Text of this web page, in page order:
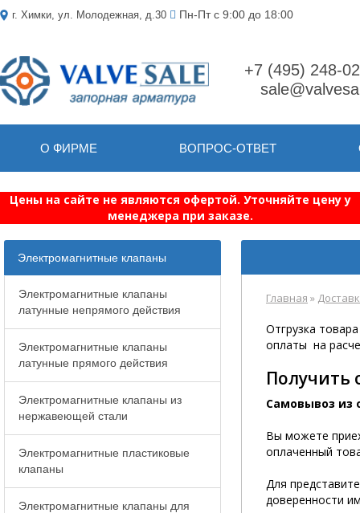
г. Химки, ул. Молодежная, д.30 Пн-Пт с 9:00 до 18:00
+7 (495) 248-
О ФИРМЕ ВОПРОС-ОТВЕТ
Цены на сайте не являются офертой. Уточняйте цену у
менеджера при заказе.
Главная »
Отгрузка
оплаты на
Получить
Самовывоз из
Вы можете
оплаченный
Для
доверенности
Электромагнитные клапаны
Электромагнитные клапаны
латунные непрямого действия
Электромагнитные клапаны
латунные прямого действия
Электромагнитные клапаны из
нержавеющей стали
Электромагнитные пластиковые
клапаны
Электромагнитные клапаны для